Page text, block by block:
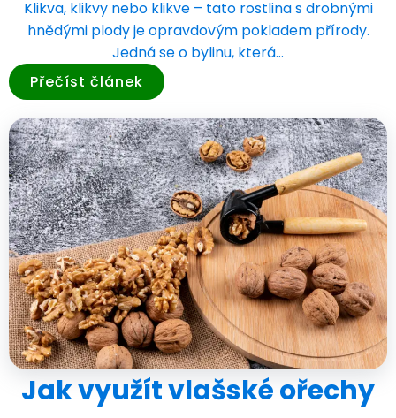
Klikva, klikvy nebo klikve – tato rostlina s drobnými
hnědými plody je opravdovým pokladem přírody.
Jedná se o bylinu, která…
Přečíst článek
Jak využít vlašské ořechy